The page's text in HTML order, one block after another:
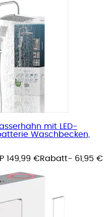
mit LED-
Waschbecken,
149,99 €Rabatt- 61,95 €